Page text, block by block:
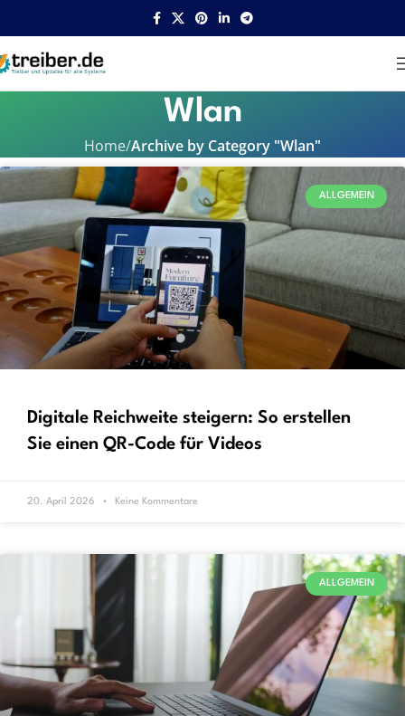
Wlan
Home Archive by Category "Wlan"
ALLGEMEIN
Digitale Reichweite steigern: So erstellen
Sie einen QR-Code für Videos
20. April 2026 Keine Kommentare
ALLGEMEIN